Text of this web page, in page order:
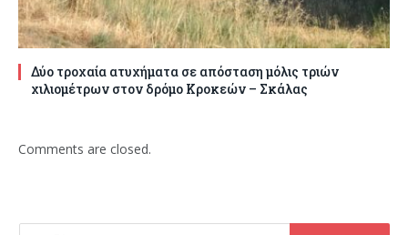
Δύο τροχαία ατυχήματα σε απόσταση μόλις τριών
χιλιομέτρων στον δρόμο Κροκεών – Σκάλας
Comments are closed.